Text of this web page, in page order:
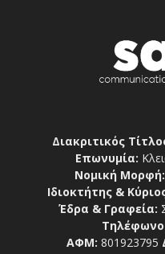
Διακριτικός
Επωνυμία:
Νομική Μορφή:
Ιδιοκτήτης &
Έδρα & Γραφεία:
ΑΦΜ: 801923795